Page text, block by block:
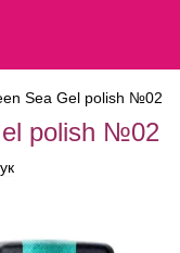
Sea Gel polish №02
polish №02